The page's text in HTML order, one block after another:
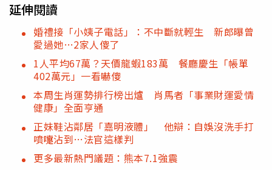
延伸閱讀
婚禮接「小姨子電話」：不中斷就輕生 新郎曝曾
愛過她…2家人傻了
1人平均67萬？天價龍蝦183萬 餐廳慶生「帳單
402萬元」一看嚇傻
本周生肖運勢排行榜出爐 肖馬者「事業財運愛情
健康」全面亨通
正妹鞋沾鄰居「嘉明液體」 他辯：自娛沒洗手打
噴嚏沾到…法官這樣判
更多最新熱門議題：熊本7.1強震